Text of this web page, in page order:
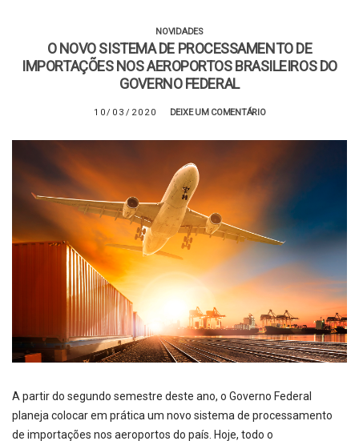
NOVIDADES
O NOVO SISTEMA DE PROCESSAMENTO DE
IMPORTAÇÕES NOS AEROPORTOS BRASILEIROS DO
GOVERNO FEDERAL
10/03/2020 DEIXE UM COMENTÁRIO
A partir do segundo semestre deste ano, o Governo Federal
planeja colocar em prática um novo sistema de processamento
de importações nos aeroportos do país. Hoje, todo o